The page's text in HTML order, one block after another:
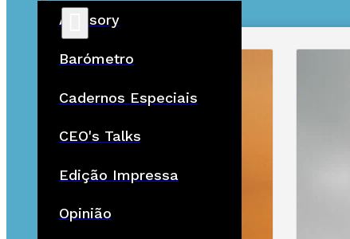
Advisory
Barómetro
Cadernos Especiais
CEO's Talks
Edição Impressa
Opinião
ÚLTIMAS